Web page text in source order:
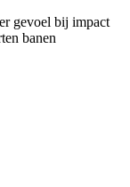
gevoel bij impact
banen